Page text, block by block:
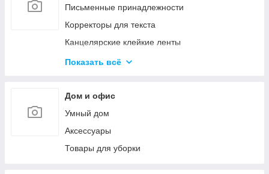
Письменные принадлежности
Корректоры для текста
Канцелярские клейкие ленты
Канцелярские мелочи
Бумажная продукция
Папки для хранения и сортировки документов
Степлеры и Дыроколы
Канцелярские ножи и ножницы
Показать всё
Дом и офис
Умный дом
Аксессуары
Товары для уборки